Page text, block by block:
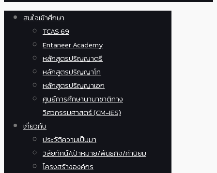
สนใจเข้าศึกษา
TCAS 69
Entaneer Academy
หลักสูตรปริญญาตรี
หลักสูตรปริญญาโท
หลักสูตรปริญญาเอก
ศูนย์การศึกษานานาชาติทาง
วิศวกรรมศาสตร์ (CM-IES)
เกี่ยวกับ
ประวัติความเป็นมา
วิสัยทัศน์/เป้าหมาย/พันธกิจ/ค่านิยม
โครงสร้างองค์กร